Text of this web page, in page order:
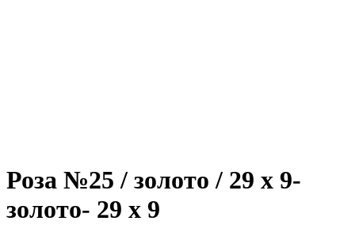
Роза №25 / золото / 29 х 9-
золото- 29 х 9